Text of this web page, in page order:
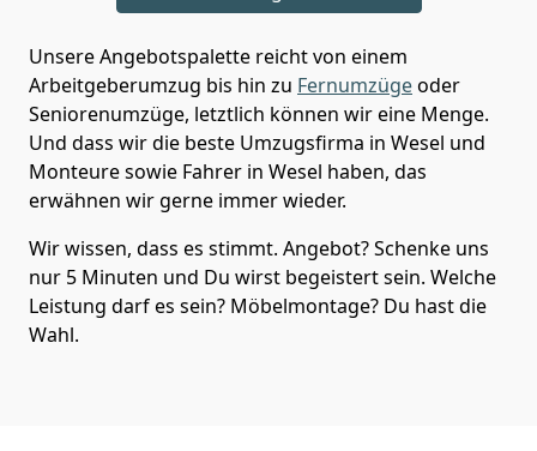
Unsere Angebotspalette reicht von einem
Arbeitgeberumzug bis hin zu Fernumzügeoder
Seniorenumzüge, letztlich können wir eine Menge.
Und dass wir die beste Umzugsfirma in Wesel und
Monteure sowie Fahrer in Wesel haben, das
erwähnen wir gerne immer wieder.
Wir wissen, dass es stimmt. Angebot? Schenke uns
nur 5 Minuten und Du wirst begeistert sein. Welche
Leistung darf es sein? Möbelmontage? Du hast die
Wahl.